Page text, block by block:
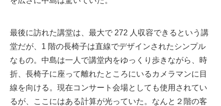
最後に訪れた講堂は、最大で 272 人収容できるという講
堂だが、1 階の長椅子は直線でデザインされたシンプル
なもの。中島は一人で講堂内をゆっくり歩きながら、時
折、長椅子に座って離れたところにいるカメラマンに目
線を向ける。現在コンサート会場としても使用されてい
るが、ここにはある計算が光っていた。なんと２階の客